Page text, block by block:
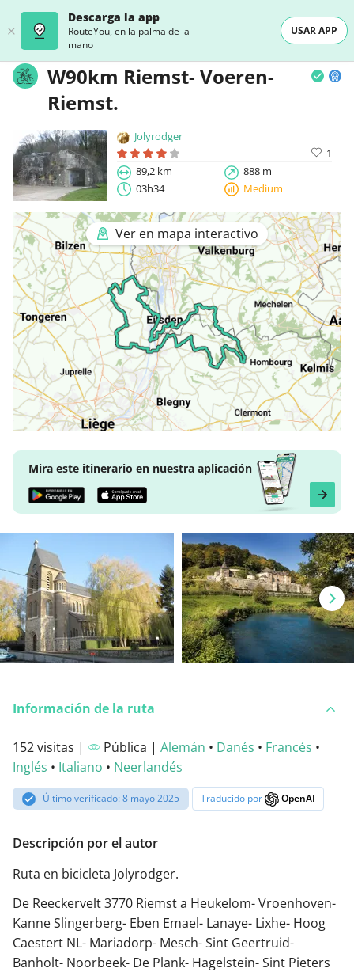
Descarga la app
RouteYou, en la palma de la
mano
USAR APP
W90km Riemst- Voeren-
Riemst.
Jolyrodger
1
89,2 km
888 m
03h34
Medium
Ver en mapa interactivo
Mira este itinerario en nuestra aplicación
Información de la ruta
152 visitas | Pública | Alemán • Danés • Francés •
Inglés • Italiano • Neerlandés
Último verificado: 8 mayo 2025 Traducido por OpenAI
Descripción por el autor
Ruta en bicicleta Jolyrodger.
De Reeckervelt 3770 Riemst a Heukelom- Vroenhoven-
Kanne Slingerberg- Eben Emael- Lanaye- Lixhe- Hoog
Caestert NL- Mariadorp- Mesch- Sint Geertruid-
Banholt- Noorbeek- De Plank- Hagelstein- Sint Pieters